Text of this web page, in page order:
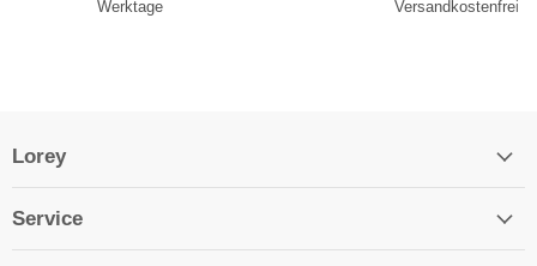
Werktage
Versandkostenfrei
Lorey
Service